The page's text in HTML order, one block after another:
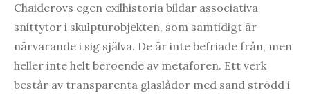
Chaiderovs egen exilhistoria bildar associativa
snittytor i skulpturobjekten, som samtidigt är
närvarande i sig själva. De är inte befriade från, men
heller inte helt beroende av metaforen. Ett verk
består av transparenta glaslådor med sand strödd i